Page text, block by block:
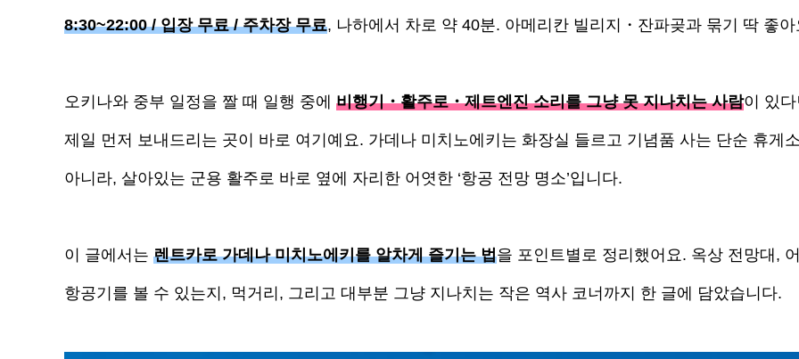
8:30~22:00 / 입장 무료 / 주차장 무료, 나하에서 차로 약 40분. 아메리칸 빌리지・잔파곶과 묶기 딱 좋아
오키나와 중부 일정을 짤 때 일행 중에 비행기・활주로・제트엔진 소리를 그냥 못 지나치는 사람이 있다
제일 먼저 보내드리는 곳이 바로 여기예요. 가데나 미치노에키는 화장실 들르고 기념품 사는 단순 휴게
아니라, 살아있는 군용 활주로 바로 옆에 자리한 어엿한 ‘항공 전망 명소’입니다.
이 글에서는 렌트카로 가데나 미치노에키를 알차게 즐기는 법을 포인트별로 정리했어요. 옥상 전망대,
항공기를 볼 수 있는지, 먹거리, 그리고 대부분 그냥 지나치는 작은 역사 코너까지 한 글에 담았습니다.